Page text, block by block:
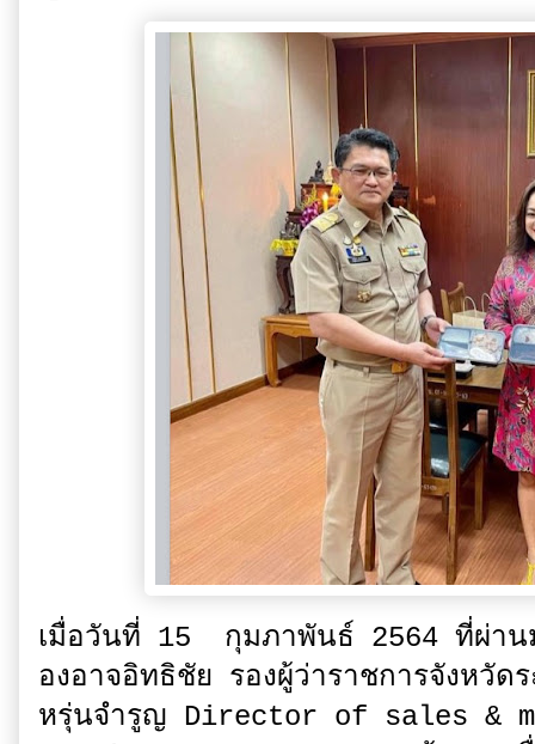
เมื่อวันที่ 15 กุมภาพันธ์ 2564 ที่ผ่า
องอาจอิทธิชัย รองผู้ว่าราชการจังหวั
หรุ่นจำรูญ Director of sales &